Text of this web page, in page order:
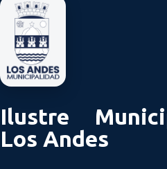
Ilustre
Los Andes